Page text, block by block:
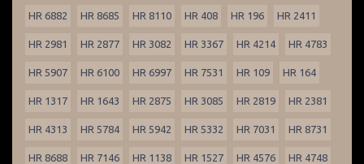
HR 6882 HR 8685 HR 8110 HR 408 HR 196 HR 2411
HR 2981 HR 2877 HR 3082 HR 3367 HR 4214 HR 4783
HR 5907 HR 6100 HR 6997 HR 7531 HR 109 HR 164
HR 1317 HR 1643 HR 2875 HR 3085 HR 2819 HR 2381
HR 4313 HR 5784 HR 5942 HR 5332 HR 7031 HR 8731
HR 8688 HR 7146 HR 1138 HR 1527 HR 4576 HR 4748